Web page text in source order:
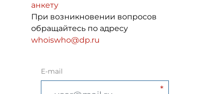
анкету
При возникновении вопросов
обращайтесь по адресу
whoiswho@dp.ru
E-mail